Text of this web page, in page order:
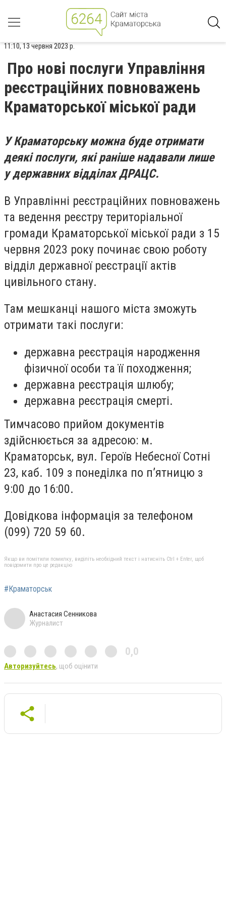
11:10, 13 червня 2023 р.
Про нові послуги Управління
реєстраційних повноважень
Краматорської міської ради
У Краматорську можна буде отримати
деякі послуги, які раніше надавали лише
у державних відділах ДРАЦС.
В Управлінні реєстраційних повноважень
та ведення реєстру територіальної
громади Краматорської міської ради з 15
червня 2023 року починає свою роботу
відділ державної реєстрації актів
цивільного стану.
Там мешканці нашого міста зможуть
отримати такі послуги:
державна реєстрація народження
фізичної особи та її походження;
державна реєстрація шлюбу;
державна реєстрація смерті.
Тимчасово прийом документів
здійснюється за адресою: м.
Краматорськ, вул. Героїв Небесної Сотні
23, каб. 109 з понеділка по п’ятницю з
9:00 до 16:00.
Довідкова інформація за телефоном
(099) 720 59 60.
Якщо ви помітили помилку, виділіть необхідний текст і натисніть Ctrl + Enter, щоб
повідомити про це редакцію
#Краматорськ
Анастасия Сенникова
Журналист
0,0
Авторизуйтесь, щоб оцінити